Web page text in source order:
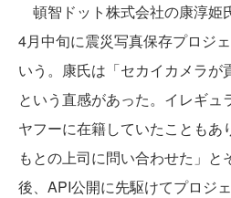
頓智 ドット株式会社の康淳
4月中旬に震災写真保存プロジ
いう。康氏は「セカイカメラが
という直感があった。イレギュ
ヤフーに在籍していたこともあ
もとの上司に問い合わせた」と
後、API公開に先駆けてプロジ